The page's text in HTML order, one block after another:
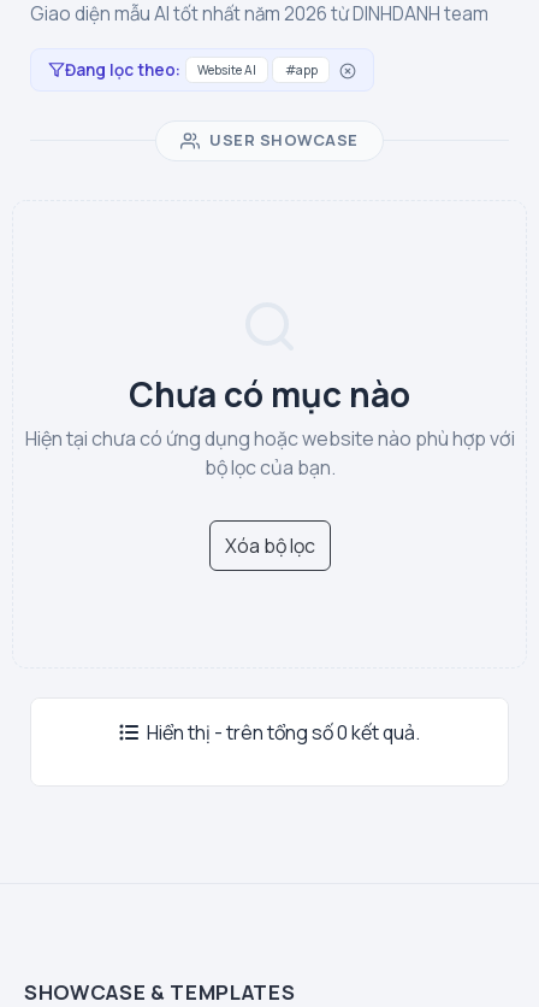
Giao diện mẫu AI tốt nhất năm 2026 từ DINHDANH team
Đang lọc theo: Website AI #app
USER SHOWCASE
Chưa có mục nào
Hiện tại chưa có ứng dụng hoặc website nào phù hợp với
bộ lọc của bạn.
Xóa bộ lọc
Hiển thị - trên tổng số 0 kết quả.
SHOWCASE & TEMPLATES